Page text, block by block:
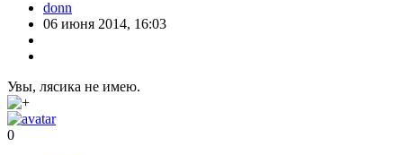
donn
06 июня 2014, 16:03
Увы, лясика не имею.
0